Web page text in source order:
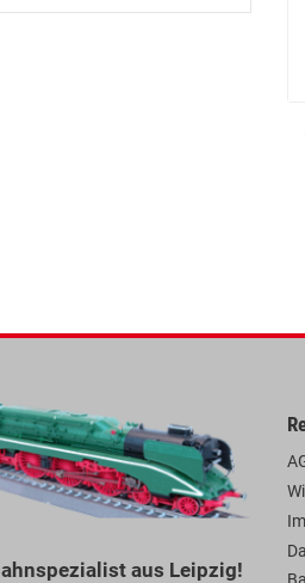
aus Leipzig!